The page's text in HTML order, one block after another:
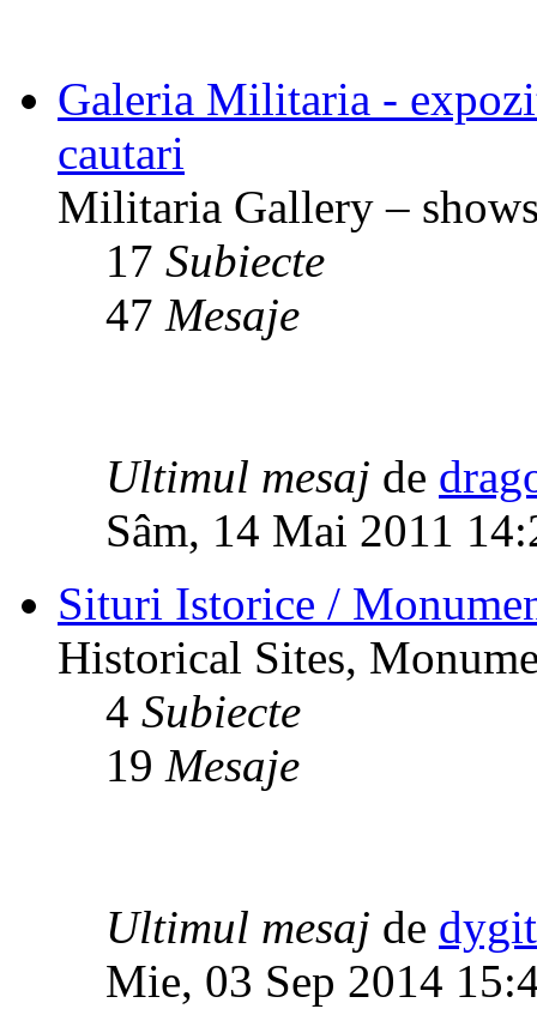
Galeria Militaria -
cautari
Militaria Gallery –
17 Subiecte
47 Mesaje
Ultimul mesaj de
Sâm, 14 Mai 2011
Situri Istorice /
Historical Sites,
4 Subiecte
19 Mesaje
Ultimul mesaj de
Mie, 03 Sep 2014